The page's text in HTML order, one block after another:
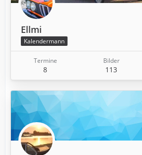
Ellmi
Kalendermann
Termine
8
Bilder
113